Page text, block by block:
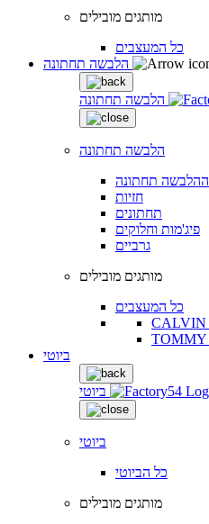
מותגים מובילים
כל המעצבים
הלבשה תחתונה
הלבשה תחתונה
תחתונה
חזיות
תחתונים
פיג'מות וחלוקים
גרביים
מותגים מובילים
כל המעצבים
CALVIN
TOMMY
ביוטי
ביוטי
ביוטי
כל הביוטי
מותגים מובילים